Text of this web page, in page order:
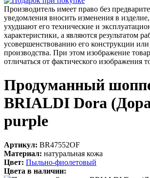
Производитель имеет право без
уведомления вносить изменения в
ухудшают его технические и
характеристики, а являются результатом
усовершенствованию его конструкции
производства. При этом изображение
отличаться от фактического изображения
Продуманный
BRIALDI Dora
purple
Артикул: BR47552OF
Материал: натуральная кожа
Цвет: Пыльно-фиолетовый
Цвета в наличии: